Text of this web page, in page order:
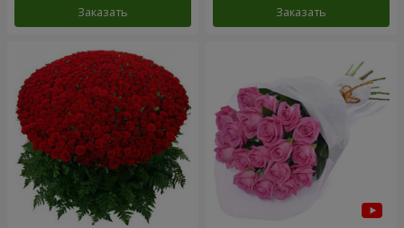
Заказать Заказать